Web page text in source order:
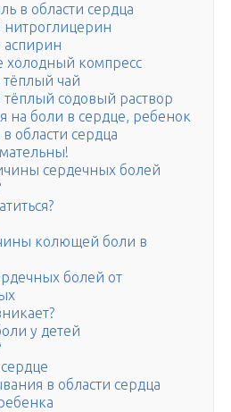
в области сердца
нитроглицерин
холодный компресс
чай
содовый раствор
на боли в сердце, ребенок
области сердца
сердечных болей
колющей боли в
болей от
у детей
в области сердца